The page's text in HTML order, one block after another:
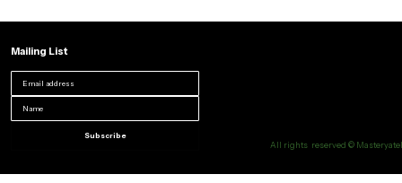
Mailing List
Subscribe
All rights reserved ©